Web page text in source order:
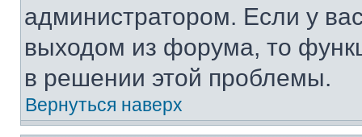
администратором. Если у
выходом из форума, то
в решении этой проблемы.
Вернуться наверх